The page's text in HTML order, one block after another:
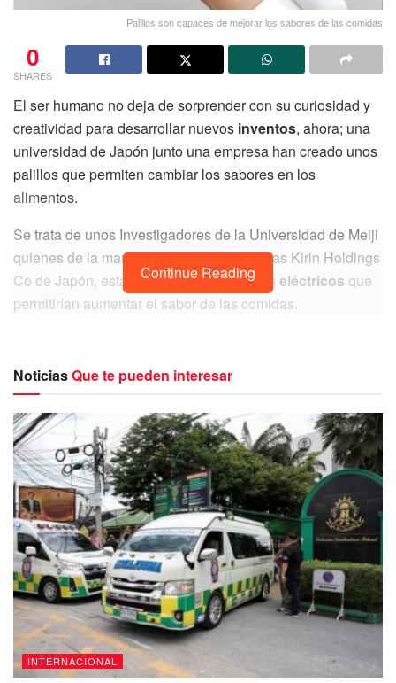
Palillos son capaces de mejorar los sabores de las comidas
0
SHARES
El ser humano no deja de sorprender con su curiosidad y
creatividad para desarrollar nuevos inventos, ahora; una
universidad de Japón junto una empresa han creado unos
palillos que permiten cambiar los sabores en los
alimentos.
Se trata de unos Investigadores de la Universidad de Meiji
quienes de la mano de la marca de bebidas Kirin Holdings
Co de Japón, están creando unospalillos eléctricos que
permitirían aumentar el sabor de las comidas.
salados o dulces en beneficio de su salud debido a una
restricción médica.
Sin embargo, con la creación de estos palillos que
concentran más el sabor de los alimentos, se abre una
alternativa de mejora en las personas a la hora de comer,
así que en muy poco tiempo le dirán adiós a los alimentos
con poca sal o azúcar.
Continue Reading
NoticiasQue te pueden interesar
INTERNACIONAL